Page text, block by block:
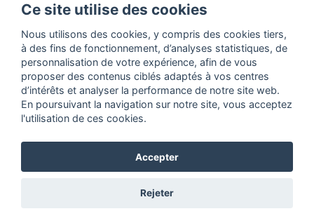
Partenaires
Zone Annonces Gratuites
Locations vacances entre particuliers
Ruedesvacances
2026 ©Actidir - Annuaire gratuit de sites web de qualité
Ce site utilise des cookies
Nous utilisons des cookies, y compris des cookies tiers,
à des fins de fonctionnement, d’analyses statistiques, de
personnalisation de votre expérience, afin de vous
proposer des contenus ciblés adaptés à vos centres
d’intérêts et analyser la performance de notre site web.
En poursuivant la navigation sur notre site, vous acceptez
l'utilisation de ces cookies.
Accepter
Rejeter